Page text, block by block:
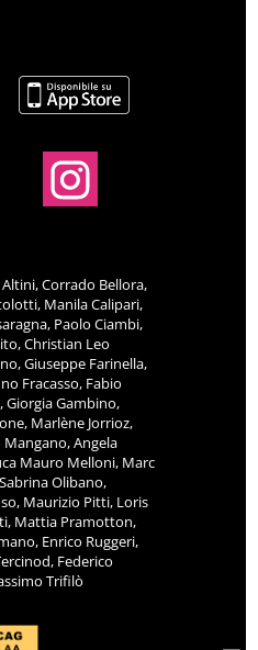
Corrado Bellora,
Manila Calipari,
Paolo Ciambi,
Christian Leo
Giuseppe Farinella,
Fracasso, Fabio
Giorgia Gambino,
Marlène Jorrioz,
Angela
Mauro Melloni, Marc
Olibano,
Maurizio Pitti, Loris
Mattia Pramotton,
Enrico Ruggeri,
Federico
Trifilò